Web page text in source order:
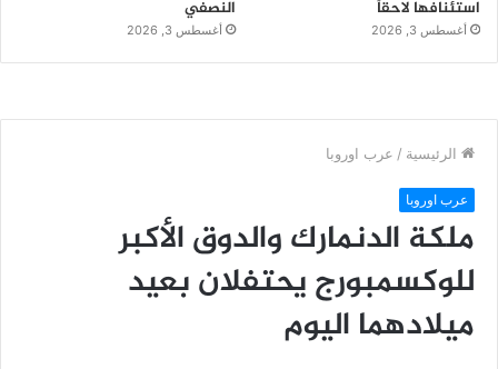
استئنافها لاحقاً
أغسطس 3, 2026
النصفي
أغسطس 3, 2026